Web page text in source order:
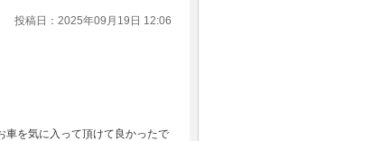
投稿日：2025年09月19日 12:06
車を気に入って頂けて良かったで